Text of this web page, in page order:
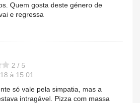
Quem gosta deste género de
e regressa
2 / 5
à 15:01
só vale pela simpatia, mas a
intragável. Pizza com massa